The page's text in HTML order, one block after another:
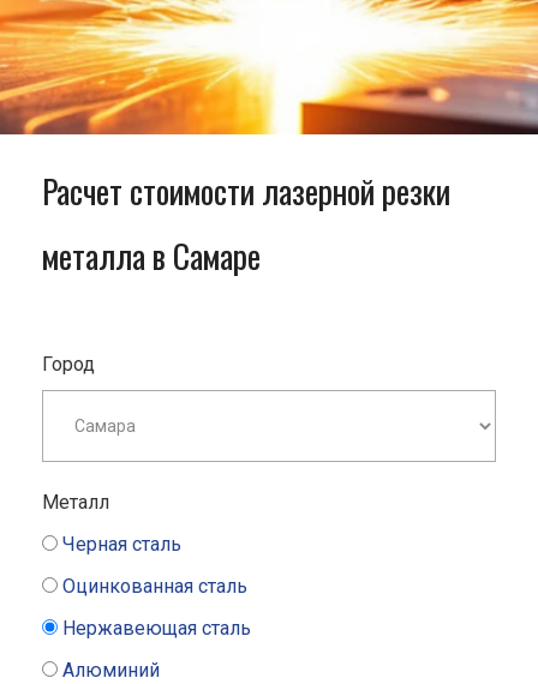
Расчет стоимости лазерной резки
металла в Самаре
Город
Металл
Черная сталь
Оцинкованная сталь
Нержавеющая сталь
Алюминий